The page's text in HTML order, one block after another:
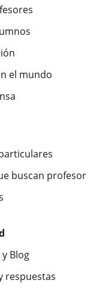
el mundo
buscan profesor
Blog
respuestas